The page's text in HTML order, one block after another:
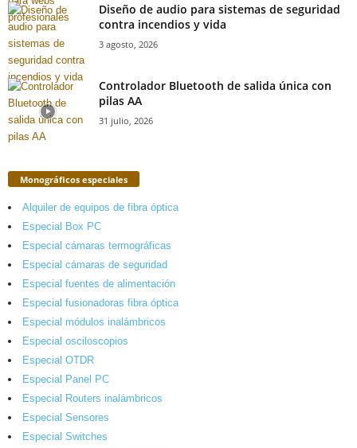
Diseño de audio para sistemas de seguridad
contra incendios y vida
3 agosto, 2026
Controlador Bluetooth de salida única con
pilas AA
31 julio, 2026
Monográficos especiales
Alquiler de equipos de fibra óptica
Especial Box PC
Especial cámaras termográficas
Especial cámaras de seguridad
Especial fuentes de alimentación
Especial fusionadoras fibra óptica
Especial módulos inalámbricos
Especial osciloscopios
Especial OTDR
Especial Panel PC
Especial Routers inalámbricos
Especial Sensores
Especial Switches